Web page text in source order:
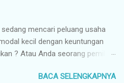
mencari peluang usaha
kecil dengan keuntungan
? Atau Anda seorang pemilik
dengan harga grosir camilan
BACA SELENGKAPNYA